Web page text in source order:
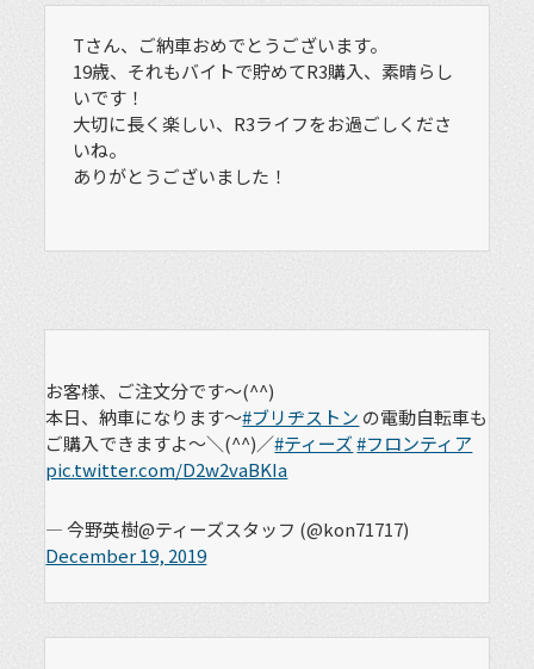
Tさん、ご納車おめでとうございます。
19歳、それもバイトで貯めてR3購入、素晴らし
いです！
大切に長く楽しい、R3ライフをお過ごしくださ
いね。
ありがとうございました！
お客様、ご注文分です～(^^)
本日、納車になります～#ブリヂストン の電動自転車も
ご購入できますよ～＼(^^)／#ティーズ#フロンティア
pic.twitter.com/D2w2vaBKIa
— 今野英樹@ティーズスタッフ (@kon71717)
December 19, 2019